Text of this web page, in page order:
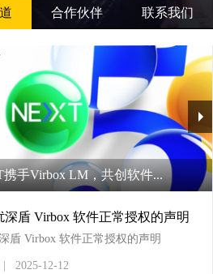
合作伙伴 联系我们
携手Virbox LM，共创软件...
深盾 Virbox 软件正常授权的声明
盾 Virbox 软件正常授权的声明
2025-12-12